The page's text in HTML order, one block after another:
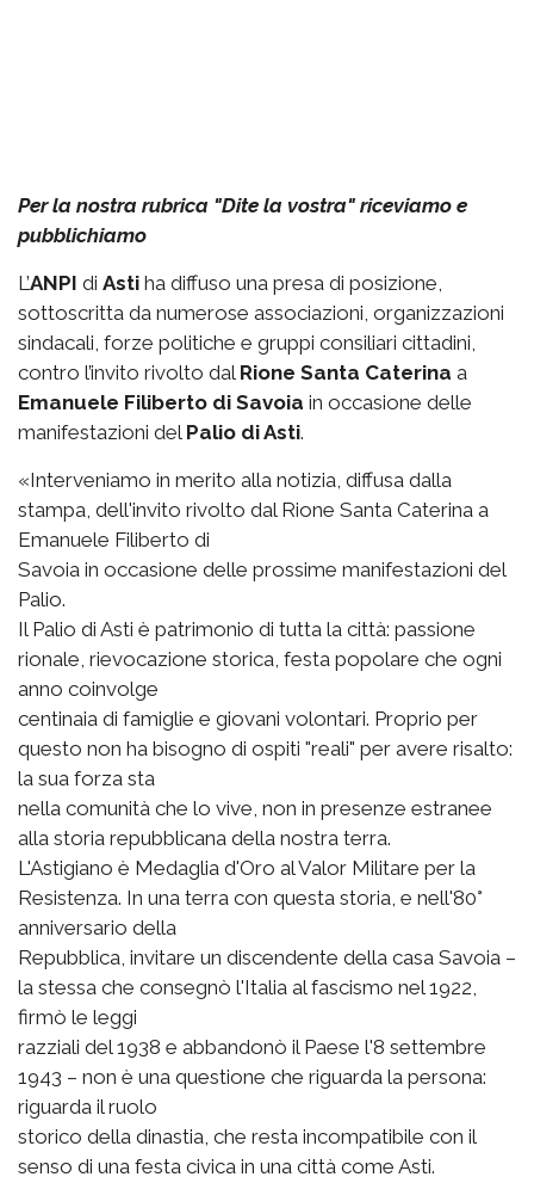
Per la nostra rubrica "Dite la vostra" riceviamo e
pubblichiamo
L’ANPI di Asti ha diffuso una presa di posizione,
sottoscritta da numerose associazioni, organizzazioni
sindacali, forze politiche e gruppi consiliari cittadini,
contro l’invito rivolto dal Rione Santa Caterina a
Emanuele Filiberto di Savoia in occasione delle
manifestazioni del Palio di Asti.
«Interveniamo in merito alla notizia, diffusa dalla
stampa, dell'invito rivolto dal Rione Santa Caterina a
Emanuele Filiberto di
Savoia in occasione delle prossime manifestazioni del
Palio.
Il Palio di Asti è patrimonio di tutta la città: passione
rionale, rievocazione storica, festa popolare che ogni
anno coinvolge
centinaia di famiglie e giovani volontari. Proprio per
questo non ha bisogno di ospiti "reali" per avere risalto:
la sua forza sta
nella comunità che lo vive, non in presenze estranee
alla storia repubblicana della nostra terra.
L'Astigiano è Medaglia d'Oro al Valor Militare per la
Resistenza. In una terra con questa storia, e nell'80°
anniversario della
Repubblica, invitare un discendente della casa Savoia –
la stessa che consegnò l'Italia al fascismo nel 1922,
firmò le leggi
razziali del 1938 e abbandonò il Paese l'8 settembre
1943 – non è una questione che riguarda la persona:
riguarda il ruolo
storico della dinastia, che resta incompatibile con il
senso di una festa civica in una città come Asti.